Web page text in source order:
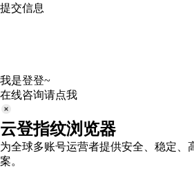
提交信息
我是登登~
在线咨询请点我
云登指纹浏览器
为全球多账号运营者提供安全、稳定、
案。